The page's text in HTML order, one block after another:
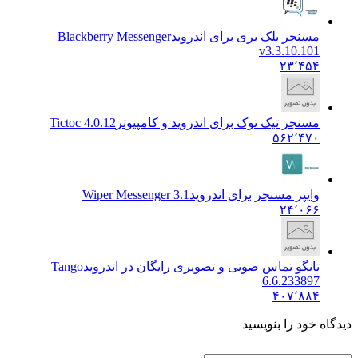
مسنجر بلک بری برای اندرویدBlackberry Messenger
v3.3.10.101
۲۳٬۴۵۴
مسنجر تیک توک برای اندروید و کامپیوترTictoc 4.0.12
۵۶۲٬۴۷۰
وایپر مسنجر برای اندرویدWiper Messenger 3.1
۲۴٬۰۶۶
تانگو تماس صوتی و تصویری رایگان در اندرویدTango
6.6.233897
۴۰۷٬۸۸۴
خود را بنویسید